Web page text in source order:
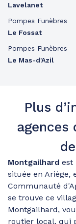
Lavelanet
Pompes Funèbres
Le Fossat
Pompes Funèbres
Le Mas-d'Azil
Plus
agences
Montgailhard est
située en Ariège,
Communauté
se trouve ce
Montgailhard,
routier local, qui